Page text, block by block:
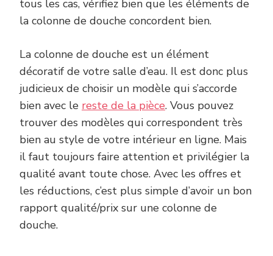
tous les cas, vérifiez bien que les éléments de
la colonne de douche concordent bien.
La colonne de douche est un élément
décoratif de votre salle d’eau. Il est donc plus
judicieux de choisir un modèle qui s’accorde
bien avec le reste de la pièce. Vous pouvez
trouver des modèles qui correspondent très
bien au style de votre intérieur en ligne. Mais
il faut toujours faire attention et privilégier la
qualité avant toute chose. Avec les offres et
les réductions, c’est plus simple d’avoir un bon
rapport qualité/prix sur une colonne de
douche.